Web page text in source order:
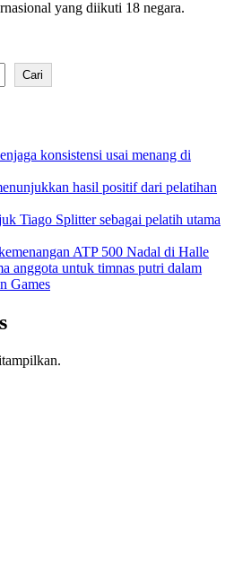
yang diikuti 18 negara.
Cari
konsistensi usai menang di
hasil positif dari pelatihan
Tiago Splitter sebagai pelatih utama
ATP 500 Nadal di Halle
anggota untuk timnas putri dalam
Games